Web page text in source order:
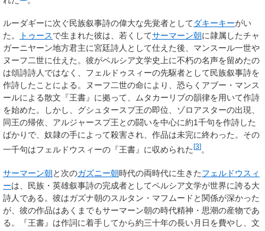
ルーダギーに次ぐ民族叙事詩の偉大な先覚者としてダキーキーがい
た。
トゥースで生まれた彼は、若くしてサーマーン朝に隷属したチャ
ガーニヤーン地方君主に宮廷詩人として仕えた後、マンスール一世や
ヌーフ二世に仕えた。彼がペルシア文学史上に不朽の名声を留めたの
は頌詩詩人ではなく、フェルドゥスィーの先駆者として民族叙事詩を
作詩したことによる。ヌーフ二世の命により、恐らくアブー・マンス
ールによる散文『王書』に拠って、ムタカーリブの韻律を用いて作詩
を始めた。しかし、グシュタースプ王の即位、ゾロアスターの出現、
同王の帰依、アルジャースプ王との闘いを中心に約1千句を作詩した
ばかりで、奴隷の手によって殺害され、作品は未完に終わった。その
一千句はフェルドウスィーの『王書』に収められた [3] 。
サーマーン朝と次のガズニー朝時代の両時代に生きたフェルドウスィ
ーは、民族・英雄叙事詩の完成者としてペルシア文学が世界に誇る大
詩人である。彼はガズナ朝のスルタン・マフムードと関係が深かった
が、彼の作品はあくまでもサーマーン朝の時代精神・思潮の産物であ
る。『王書』は作詞に着手してから約三十年の長い月日を費やし、文